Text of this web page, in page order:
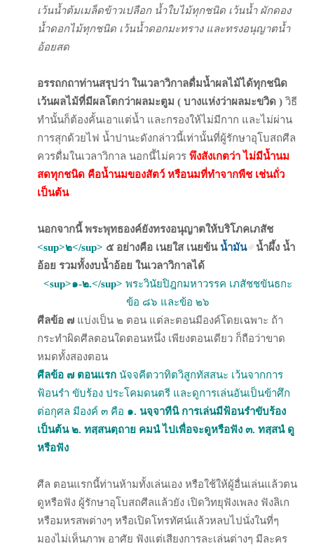
เว้นน้ำต้มเมล็ดข้าวเปลือก น้ำใบไม้ทุกชนิด เว้นน้ำ ผักดอง
น้ำดอกไม้ทุกชนิด เว้นน้ำดอกมะทราง และทรงอนุญาตน้ำ
อ้อยสด
อรรถกถาท่านสรุปว่า ในเวลาวิกาลดื่มน้ำผลไม้ได้ทุกชนิด
เว้นผลไม้ที่มีผลโตกว่าผลมะตูม ( บางแห่งว่าผลมะขวิด ) วิธี
ทำนั้นก็ต้องคั้นเอาแต่น้ำ และกรองให้ไม่มีกาก และไม่ผ่าน
การสุกด้วยไฟ น้ำปานะดังกล่าวนี้เท่านั้นที่ผู้รักษาอุโบสถศีล
ควรดื่มในเวลาวิกาล นอกนี้ไม่ควรพึงสังเกตว่า ไม่มีน้ำนม
สดทุกชนิด คือน้ำนมของสัตว์ หรือนมที่ทำจากพืช เช่นถั่ว
เป็นต้น
นอกจากนี้ พระพุทธองค์ยังทรงอนุญาตให้บริโภคเภสัช
<sup>๒</sup> ๕ อย่างคือ เนยใส เนยข้น น้ำมัน
น้ำผึ้ง น้ำ
อ้อย รวมทั้งงบน้ำอ้อย ในเวลาวิกาลได้
<sup>๑-๒.</sup> พระวินัยปิฎกมหาวรรค เภสัชชขันธกะ
ข้อ ๘๖ และข้อ ๒๖
ศีลข้อ ๗ แบ่งเป็น ๒ ตอน แต่ละตอนมีองค์โดยเฉพาะ ถ้า
กระทำผิดศีลตอนใดตอนหนึ่ง เพียงตอนเดียว ก็ถือว่าขาด
หมดทั้งสองตอน
ศีลข้อ ๗ ตอนแรก นัจจคีตวาทิตวิสูกทัสสนะ เว้นจากการ
ฟ้อนรำ ขับร้อง ประโคมดนตรี และดูการเล่นอันเป็นข้าศึก
ต่อกุศล มีองค์ ๓ คือ ๑. นจฺจาทีนิ การเล่นมีฟ้อนรำขับร้อง
เป็นต้น ๒. ทสฺสนตฺถาย คมนํ ไปเพื่อจะดูหรือฟัง ๓. ทสฺสนํ ดู
หรือฟัง
ศีล ตอนแรกนี้ท่านห้ามทั้งเล่นเอง หรือใช้ให้ผู้อื่นเล่นแล้วตน
ดูหรือฟัง ผู้รักษาอุโบสถศีลแล้วยัง เปิดวิทยุฟังเพลง ฟังลิเก
หรือมหรสพต่างๆ หรือเปิดโทรทัศน์แล้วหลบไปนั่งในที่ๆ
มองไม่เห็นภาพ อาศัย ฟังแต่เสียงการละเล่นต่างๆ มีละคร